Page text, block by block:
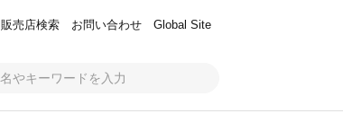
販売店検索 お問い合わせ Global Site